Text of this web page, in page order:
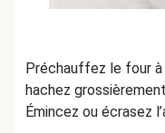
Préchauffez le four
hachez
Émincez ou écrasez